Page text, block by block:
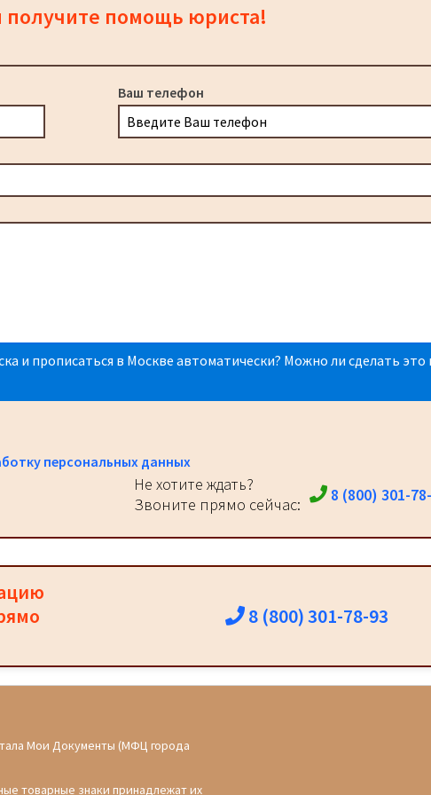
получите помощь юриста!
Ваш телефон
и прописаться в Москве автоматически? Можно ли сделать это
персональных данных
Не хотите ждать?
Звоните прямо сейчас:
8 (800) 301-
8 (800) 301-78-93
Мои Документы (МФЦ города
товарные знаки принадлежат их